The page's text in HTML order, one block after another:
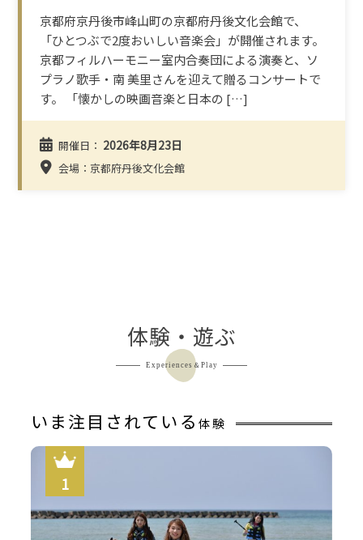
京都府京丹後市峰山町の京都府丹後文化会館で、
「ひとつぶで2度おいしい音楽会」が開催されます。
京都フィルハーモニー室内合奏団による演奏と、ソ
プラノ歌手・南 美里さんを迎えて贈るコンサートで
す。 「懐かしの映画音楽と日本の […]
開催日： 2026年8月23日
会場：京都府丹後文化会館
体験・遊ぶ
Experiences＆Play
いま注目されている 体験